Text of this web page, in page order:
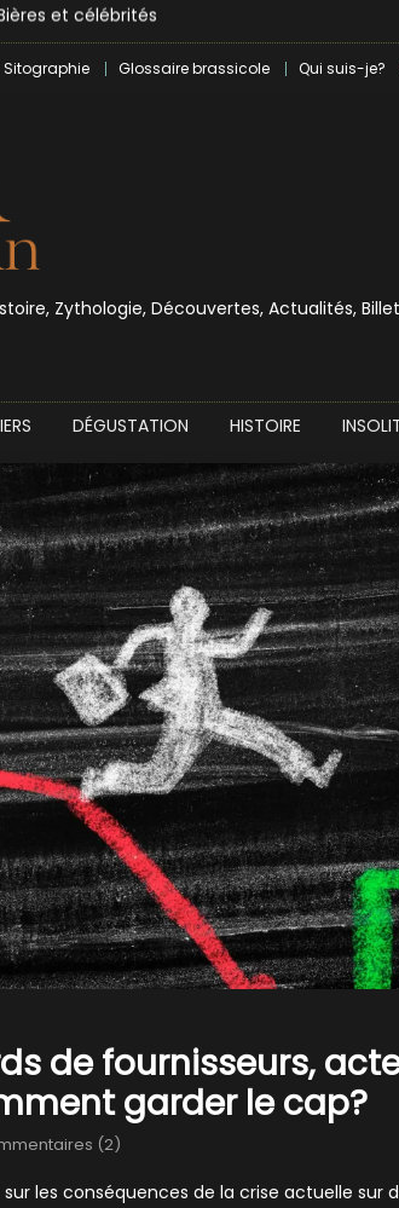
brassicole en introspection
L’intelligence artificielle dans le milieu
Glossaire brassicole Qui suis-je?
Zythologie, Découvertes, Actualités,
DÉGUSTATION HISTOIRE
de fournisseurs,
garder le cap?
(2)
les conséquences de la crise actuelle sur